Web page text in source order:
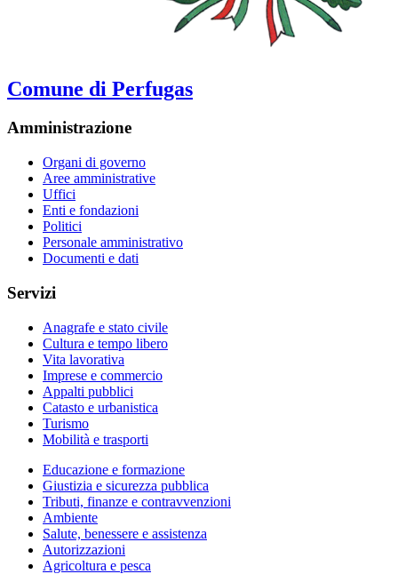
Comune di Perfugas
Amministrazione
Organi di governo
Aree amministrative
Uffici
Enti e fondazioni
Politici
Personale amministrativo
Documenti e dati
Servizi
Anagrafe e stato civile
Cultura e tempo libero
Vita lavorativa
Imprese e commercio
Appalti pubblici
Catasto e urbanistica
Turismo
Mobilità e trasporti
Educazione e formazione
Giustizia e sicurezza pubblica
Tributi, finanze e contravvenzioni
Ambiente
Salute, benessere e assistenza
Autorizzazioni
Agricoltura e pesca